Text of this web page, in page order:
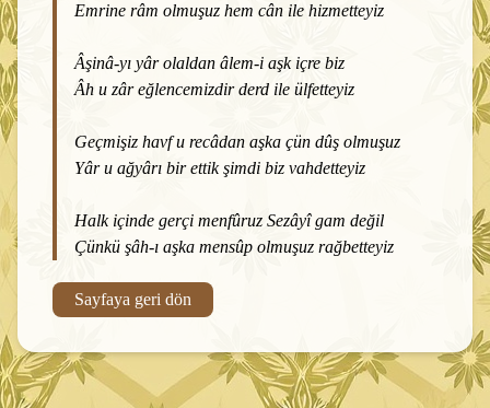
Emrine râm olmuşuz hem cân ile hizmetteyiz
Âşinâ-yı yâr olaldan âlem-i aşk içre biz
Âh u zâr eğlencemizdir derd ile ülfetteyiz
Geçmişiz havf u recâdan aşka çün dûş olmuşuz
Yâr u ağyârı bir ettik şimdi biz vahdetteyiz
Halk içinde gerçi menfûruz Sezâyî gam değil
Çünkü şâh-ı aşka mensûp olmuşuz rağbetteyiz
Sayfaya geri dön